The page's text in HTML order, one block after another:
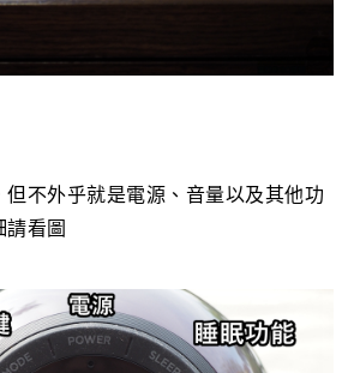
但不外乎就是電源、音量以及其他功
請看圖